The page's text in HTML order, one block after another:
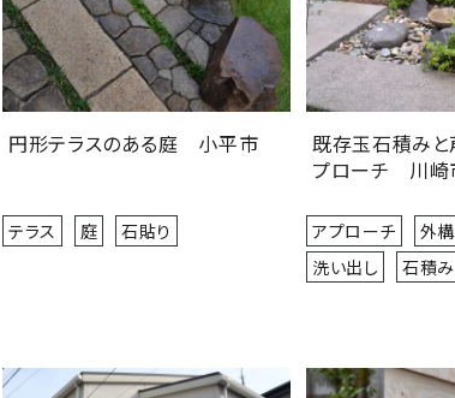
円形テラスのある庭 小平市
テラス 庭 石貼り
既存玉石積み
プローチ 川崎
アプローチ 外構
洗い出し
石積み